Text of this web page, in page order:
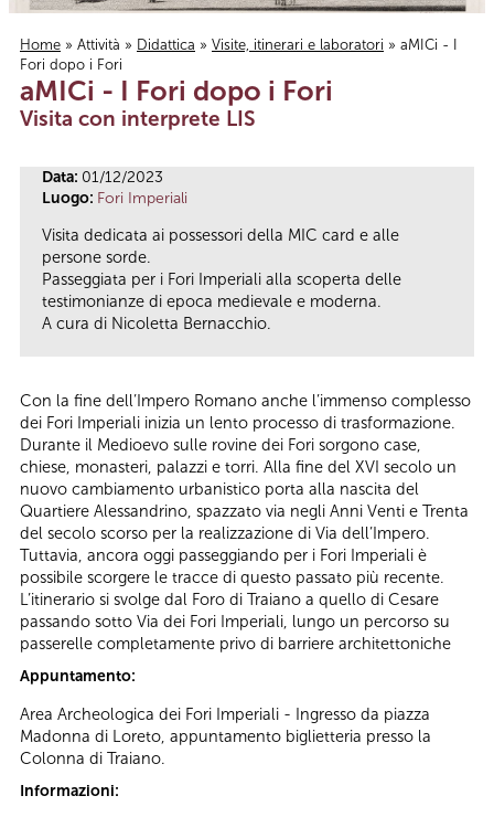
Tu sei qui
Home » Attività » Didattica » Visite, itinerari e laboratori » aMICi - I
Fori dopo i Fori
aMICi - I Fori dopo i Fori
Visita con interprete LIS
Data: 01/12/2023
Luogo: Fori Imperiali
Visita dedicata ai possessori della MIC card e alle
persone sorde.
Passeggiata per i Fori Imperiali alla scoperta delle
testimonianze di epoca medievale e moderna.
A cura di Nicoletta Bernacchio.
Con la fine dell’Impero Romano anche l’immenso complesso
dei Fori Imperiali inizia un lento processo di trasformazione.
Durante il Medioevo sulle rovine dei Fori sorgono case,
chiese, monasteri, palazzi e torri. Alla fine del XVI secolo un
nuovo cambiamento urbanistico porta alla nascita del
Quartiere Alessandrino, spazzato via negli Anni Venti e Trenta
del secolo scorso per la realizzazione di Via dell’Impero.
Tuttavia, ancora oggi passeggiando per i Fori Imperiali è
possibile scorgere le tracce di questo passato più recente.
L’itinerario si svolge dal Foro di Traiano a quello di Cesare
passando sotto Via dei Fori Imperiali, lungo un percorso su
passerelle completamente privo di barriere architettoniche
Appuntamento:
Area Archeologica dei Fori Imperiali - Ingresso da piazza
Madonna di Loreto, appuntamento biglietteria presso la
Colonna di Traiano.
Informazioni: